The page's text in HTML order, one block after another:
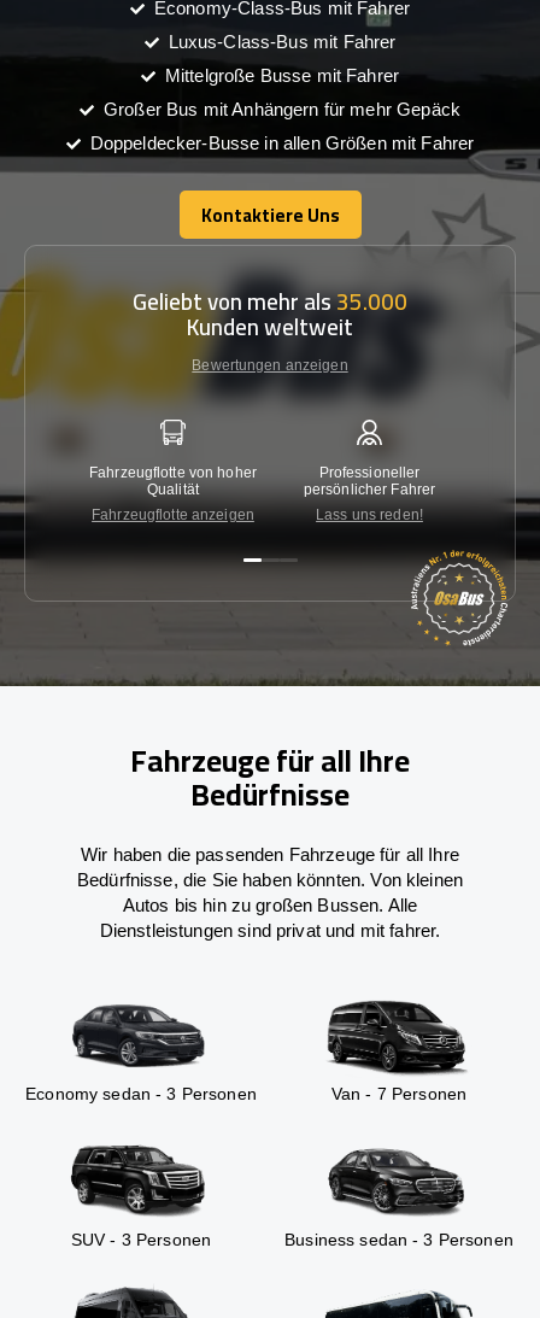
Economy-Class-Bus mit Fahrer
Luxus-Class-Bus mit Fahrer
Mittelgroße Busse mit Fahrer
Großer Bus mit Anhängern für mehr Gepäck
Doppeldecker-Busse in allen Größen mit Fahrer
Kontaktiere Uns
Kontaktiere Uns
Geliebt von mehr als35.000
Kunden weltweit
Bewertungen anzeigen
Fahrzeugflotte von hoher
Qualität
Fahrzeugflotte anzeigen
Professioneller
persönlicher Fahrer
Lass uns reden!
Fahrzeuge für all Ihre
Bedürfnisse
Wir haben die passenden Fahrzeuge für all Ihre
Bedürfnisse, die Sie haben könnten. Von kleinen
Autos bis hin zu großen Bussen. Alle
Dienstleistungen sind privat und mit fahrer.
Economy sedan - 3 Personen Van - 7 Personen
SUV - 3 Personen Business sedan - 3 Personen